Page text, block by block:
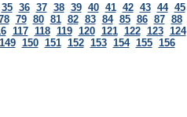
35 36 37 38 39 40 41 42 43 44 45
79 80 81 82 83 84 85 86 87 88
117 118 119 120 121 122 123 124
149 150 151 152 153 154 155 156